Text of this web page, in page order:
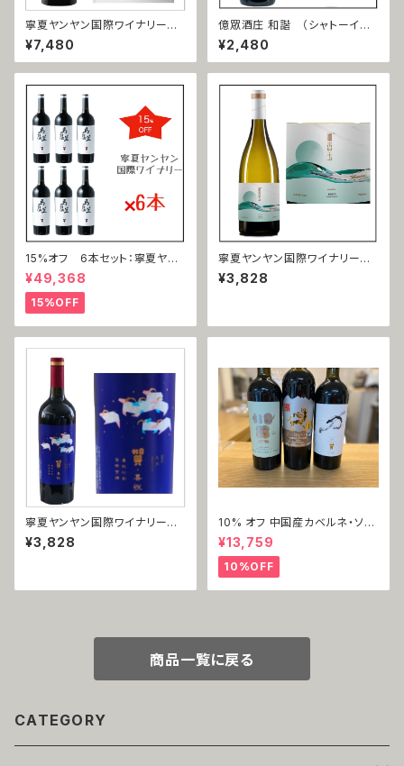
寧夏ヤンヤン国際ワイナリー
蛇龍珠 口（シャーロンジュウ＝
コウ）2017
¥7,480
億眾酒庄 和諧 （シャトーイー
ゾン ワカイ） 赤霞珠（カベルネ
ソーヴィニョン）2018
¥2,480
15%オフ 6本セット：寧夏ヤン
ヤン国際ワイナリー 馬瑟蘭（マ
ルスラン）2019
¥49,368
15%OFF
寧夏ヤンヤン国際ワイナリー
霞多麗（シャルドネ）2021
¥3,828
寧夏ヤンヤン国際ワイナリー
美楽（メルロー）2018
¥3,828
10% オフ 中国産カベルネ・ソー
ヴィニョン3本セット
¥13,759
10%OFF
商品一覧に戻る
CATEGORY